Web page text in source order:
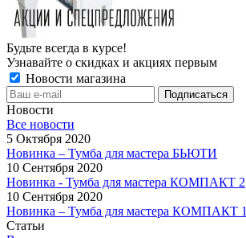
Будьте всегда в курсе!
Узнавайте о скидках и акциях первым
Новости магазина
Новости
Все новости
5 Октября 2020
Новинка – Тумба для мастера БЬЮТИ
10 Сентября 2020
Новинка - Тумба для мастера КОМПАКТ 2
10 Сентября 2020
Новинка – Тумба для мастера КОМПАКТ 1
Статьи